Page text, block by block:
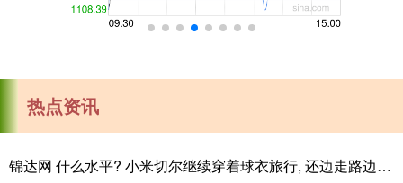
热点资讯
锦达网 什么水平? 小米切尔继续穿着球衣旅行, 还边走路边练习运球